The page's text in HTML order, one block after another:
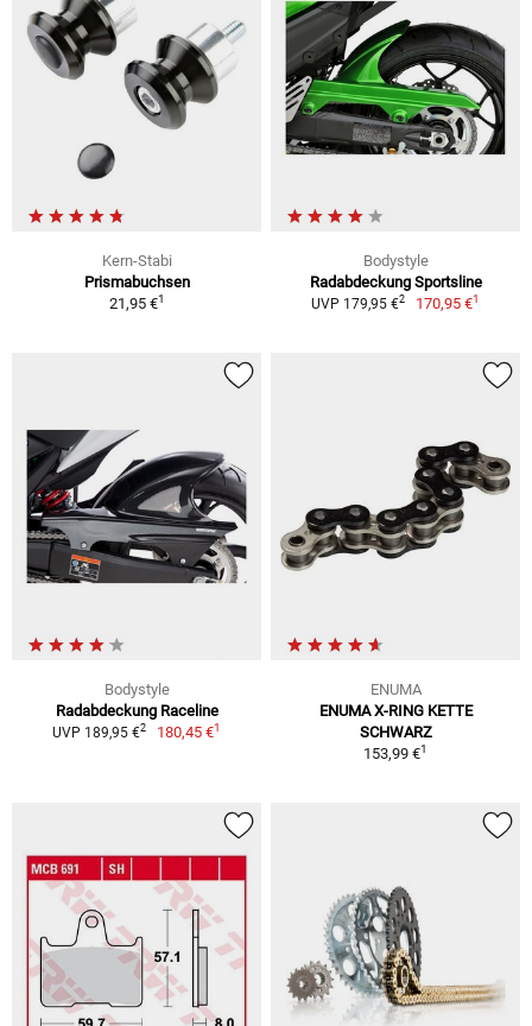
Kern-Stabi
Prismabuchsen
21,95 €1
Bodystyle
Radabdeckung Sportsline
UVP 179,95 €2 170,95 €1
Bodystyle
Radabdeckung Raceline
UVP 189,95 €2 180,45 €1
ENUMA
ENUMA X-RING KETTE
SCHWARZ
153,99 €1